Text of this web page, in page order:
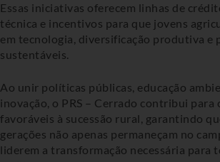
Essas iniciativas oferecem linhas de
técnica e incentivos para que jovens
em tecnologia, diversificação produtiva e
sustentáveis.
Ao unir políticas públicas, educação
inovação, o PRS – Cerrado contribui para
favoráveis à sucessão rural, garantindo
gerações não apenas permaneçam no
liderem a transformação necessária para